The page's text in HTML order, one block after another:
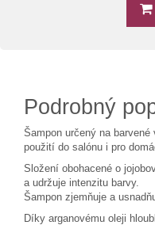
Podrobný
Šampon určený na
použití do salónu i pro
Složení obohacené o
a udržuje intenzitu barvy.
Šampon zjemňuje a
Díky arganovému oleji